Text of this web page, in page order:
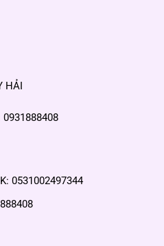
HẢI
0931888408
0531002497344